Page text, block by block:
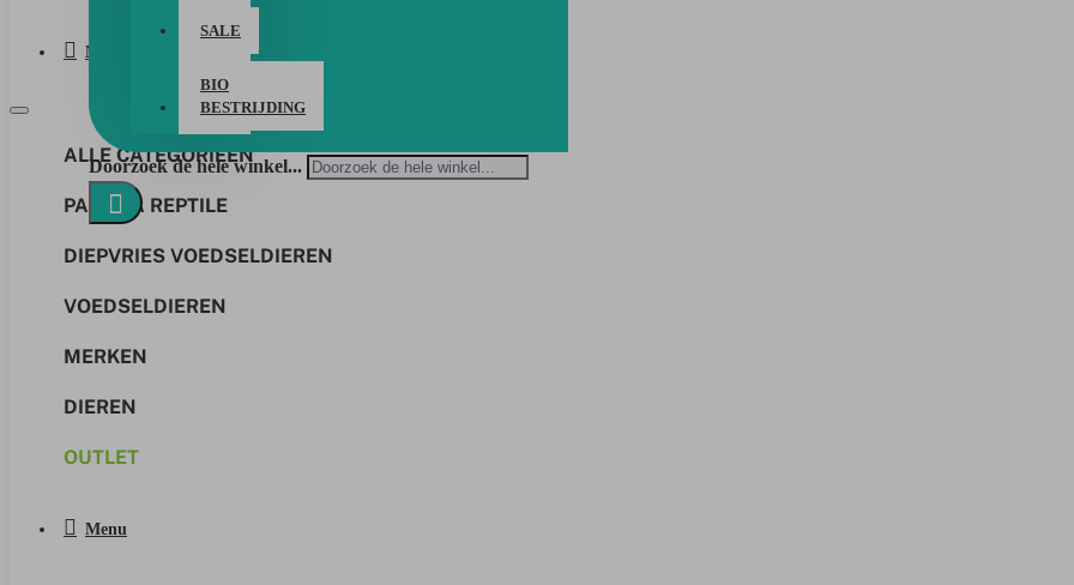
SALE
BIO
BESTRIJDING
Doorzoek de hele winkel...
Menu
ALLE CATEGORIEËN
PANGEA REPTILE
DIEPVRIES VOEDSELDIEREN
VOEDSELDIEREN
MERKEN
DIEREN
OUTLET
Menu